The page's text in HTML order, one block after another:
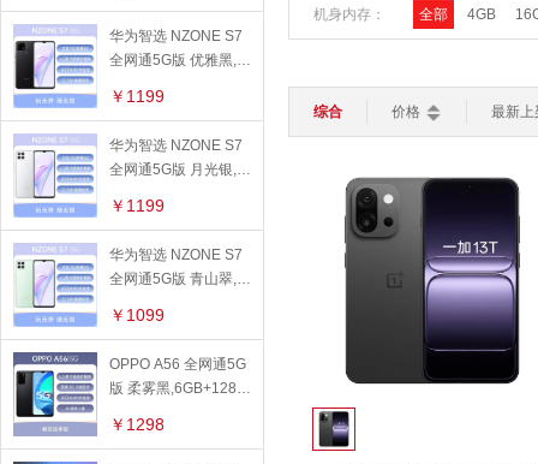
路由器
键盘 鼠标
智能家居
>
加湿器
灯光设备
智能电视
智能穿戴
智能手表
华为保护壳
OPPO保护壳
手机周边
手机贴膜
苹果保护膜
充电器
数据线
线下配件
华为智选 NZONE S7
全网通5G版 优雅黑,6
￥1199
华为智选 NZONE S7
全网通5G版 月光银,6
￥1199
华为智选 NZONE S7
全网通5G版 青山翠,6
￥1099
OPPO A56 全网通5G
版 柔雾黑,6GB+128G
￥1298
机身内存： 全部 4GB
网络制式： 全部 5G网络
操作系统： 全部 苹果 安
全部 八核 四
全部 2000万及
后置摄像头像
素：
全部 2000万及
指纹识别：
综合 价格 最新上